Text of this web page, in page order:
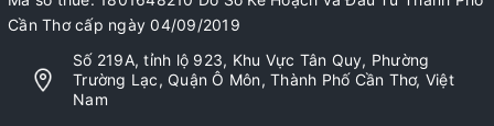
Cần Thơ cấp ngày 04/09/2019
Số 219A, tỉnh lộ 923, Khu Vực Tân Quy, Phường
Trường Lạc, Quận Ô Môn, Thành Phố Cần Thơ, Việt
Nam